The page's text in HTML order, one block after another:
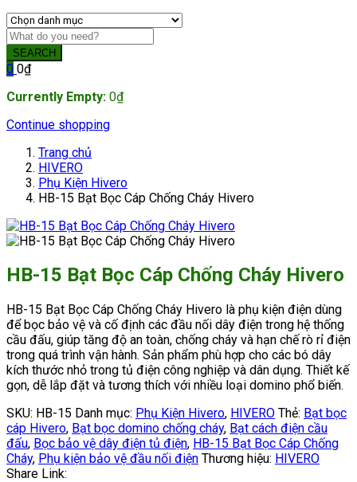
SEARCH
0 0₫
Currently Empty: 0₫
Continue shopping
Trang chủ
HIVERO
Phụ Kiện Hivero
HB-15 Bạt Bọc Cáp Chống Cháy Hivero
HB-15 Bạt Bọc Cáp Chống Cháy Hivero
HB-15 Bạt Bọc Cáp Chống Cháy Hivero là phụ kiện điện dùng
để bọc bảo vệ và cố định các đầu nối dây điện trong hệ thống
cầu đấu, giúp tăng độ an toàn, chống cháy và hạn chế rò rỉ điện
trong quá trình vận hành. Sản phẩm phù hợp cho các bó dây
kích thước nhỏ trong tủ điện công nghiệp và dân dụng. Thiết kế
gọn, dễ lắp đặt và tương thích với nhiều loại domino phổ biến.
SKU: HB-15 Danh mục: Phụ Kiện Hivero, HIVERO Thẻ: Bạt bọc
cáp Hivero, Bạt bọc domino chống cháy, Bạt cách điện cầu
đấu, Bọc bảo vệ dây điện tủ điện, HB-15 Bạt Bọc Cáp Chống
Cháy, Phụ kiện bảo vệ đầu nối điện Thương hiệu: HIVERO
Share Link: